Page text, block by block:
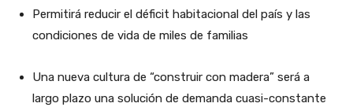
Permitirá reducir el déficit habitacional del país y las
condiciones de vida de miles de familias
Una nueva cultura de “construir con madera” será a
largo plazo una solución de demanda cuasi-constante